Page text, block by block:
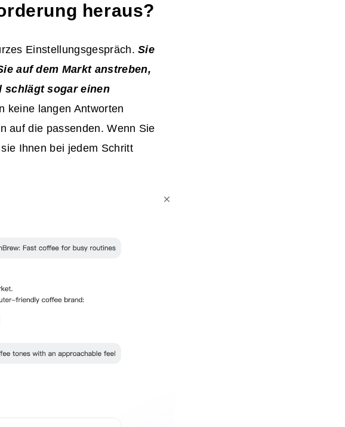
heraus?
Einstellungsgespräch.Sie
auf dem Markt anstreben,
schlägt sogar einen
keine langen Antworten
auf die passenden. Wenn Sie
Ihnen bei jedem Schritt